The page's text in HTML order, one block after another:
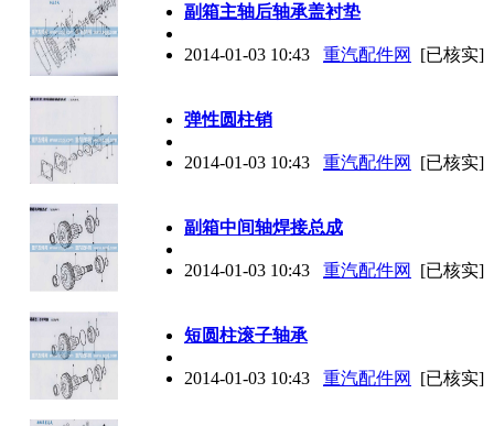
副箱主轴后轴承盖衬垫
2014-01-03 10:43 重汽配件网 [已核实]
弹性圆柱销
2014-01-03 10:43 重汽配件网 [已核实]
副箱中间轴焊接总成
2014-01-03 10:43 重汽配件网 [已核实]
短圆柱滚子轴承
2014-01-03 10:43 重汽配件网 [已核实]